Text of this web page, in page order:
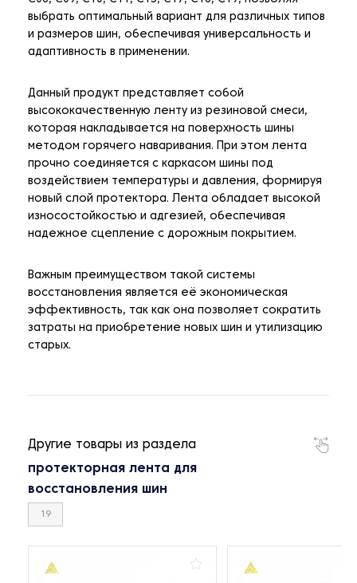
выбрать оптимальный вариант для различных типов
и размеров шин, обеспечивая универсальность и
адаптивность в применении.
Данный продукт представляет собой
высококачественную ленту из резиновой смеси,
которая накладывается на поверхность шины
методом горячего наваривания. При этом лента
прочно соединяется с каркасом шины под
воздействием температуры и давления, формируя
новый слой протектора. Лента обладает высокой
износостойкостью и адгезией, обеспечивая
надежное сцепление с дорожным покрытием.
Важным преимуществом такой системы
восстановления является её экономическая
эффективность, так как она позволяет сократить
затраты на приобретение новых шин и утилизацию
старых.
Другие товары из раздела
протекторная лента для
восстановления шин
19